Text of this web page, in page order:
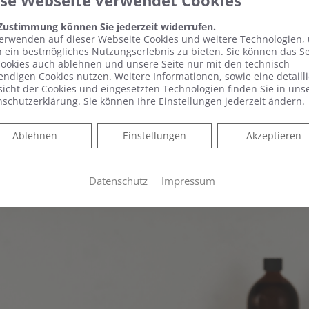
mit sanften, sich hintereinander schmiegender
konkaven und konvexen Formen und horizontalen
sich Möbelfront und Waschtischkante vor, mal
realisiertem Beckenvolumen und seitlicher
Spiegelschrank folgen diesem rhythmischen
Bewegungsfreiraum schafft, wölbt sich das
optimal auszuleuchten. Die Schränke nehmen das
Griffmulden auf.
können Sie jederzeit widerrufen.
auf dieser Webseite Cookies und weitere Technologien,
ein bestmögliches Nutzungserlebnis zu bieten. Sie können das
auch ablehnen und unsere Seite nur mit den technisch
Cookies nutzen. Weitere Informationen, sowie eine
der Cookies und eingesetzten Technologien finden Sie in
. Sie können Ihre Einstellungen jederzeit ändern.
Akzeptieren
Einstellungen
Ablehnen
Ablehnen
Datenschutz Impressum